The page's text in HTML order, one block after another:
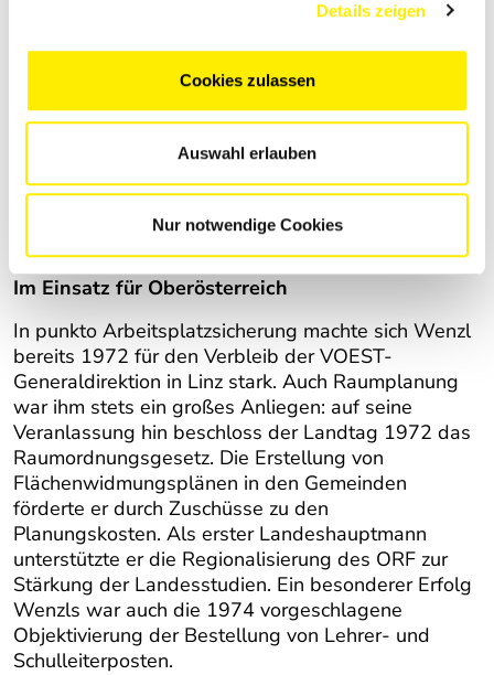
Details zeigen
Cookies zulassen
Auswahl erlauben
Nur notwendige Cookies
heute unvergessenen Plakaten und Broschüren als
Regierungsteam im geländetüchtigen Haflinger.
Erwin Wenzl – der Schrittmacher einer sicheren
Zukunft! Ideenreich war auch die JVP: angefangen
bei den Diskussionen unter dem provokanten Motto
„Politiker in der Zange“ bis hin zur Wenzl-Ralley
„Auf der Spur des Löwen“ ließ sie der Kreativität
freien Lauf. Es gab sogar einen eigenen Wenzl-
Im Einsatz für Oberösterreich
In punkto Arbeitsplatzsicherung machte sich Wenzl
bereits 1972 für den Verbleib der VOEST-
Generaldirektion in Linz stark. Auch Raumplanung
war ihm stets ein großes Anliegen: auf seine
Veranlassung hin beschloss der Landtag 1972 das
Raumordnungsgesetz. Die Erstellung von
Flächenwidmungsplänen in den Gemeinden
förderte er durch Zuschüsse zu den
Planungskosten. Als erster Landeshauptmann
unterstützte er die Regionalisierung des ORF zur
Stärkung der Landesstudien. Ein besonderer Erfolg
Wenzls war auch die 1974 vorgeschlagene
Objektivierung der Bestellung von Lehrer- und
Schulleiterposten.